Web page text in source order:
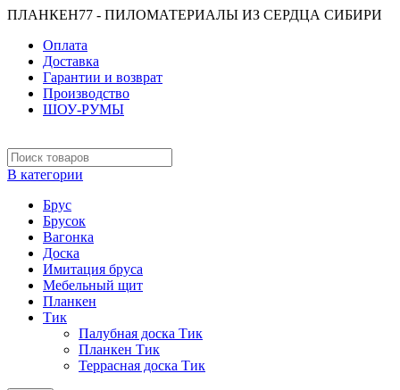
ПЛАНКЕН77 - ПИЛОМАТЕРИАЛЫ ИЗ СЕРДЦА СИБИРИ
Оплата
Доставка
Гарантии и возврат
Производство
ШОУ-РУМЫ
В категории
Брус
Брусок
Вагонка
Доска
Имитация бруса
Мебельный щит
Планкен
Тик
Палубная доска Тик
Планкен Тик
Террасная доска Тик